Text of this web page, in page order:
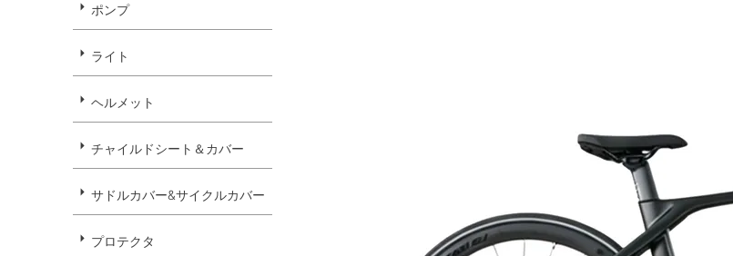
ポンプ
ライト
ヘルメット
チャイルドシート＆カバー
サドルカバー&サイクルカバー
プロテクタ